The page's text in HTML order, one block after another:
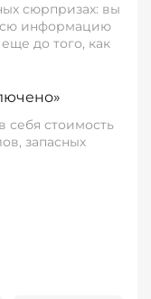
сюрпризах: вы
информацию
до того, как
себя стоимость
запасных